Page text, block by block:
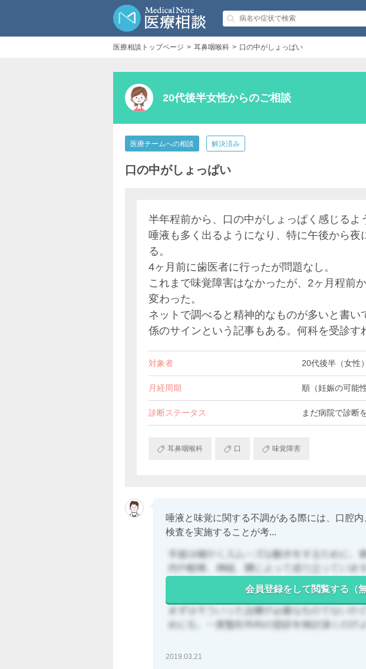
医療相談トップページ 耳鼻咽喉科 口の中がしょっぱい
20代後半女性からのご相談
医療チームへの相談 解決済み
口の中がしょっぱい
半年程前から、口の中がしょっぱく感じるよ
唾液も多く出るようになり、特に午後から夜
る。
4ヶ月前に歯医者に行ったが問題なし。
これまで味覚障害はなかったが、2ヶ月程前
変わった。
ネットで調べると精神的なものが多いと書い
係のサインという記事もある。何科を受診す
対象者 20代後半（女性）
月経周期 順（妊娠の可能
診断ステータス まだ病院で診断
耳鼻咽喉科 口 味覚障害
唾液と味覚に関する不調がある際には、口腔
検査を実施することが考...
会員登録をして閲覧する（無
2019.03.21